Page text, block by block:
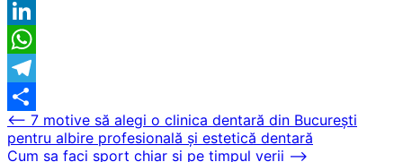
Skype
LinkedIn
WhatsApp
Telegram
Partajează
Navigare
în
⟵ 7 motive să alegi o clinica dentară din București
pentru albire profesională și estetică dentară
Cum sa faci sport chiar si pe timpul verii ⟶